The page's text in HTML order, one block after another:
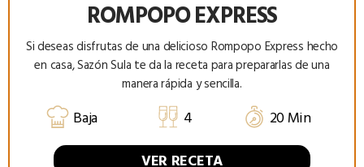
ROMPOPO EXPRESS
Si deseas disfrutas de una delicioso Rompopo Express hecho
en casa, Sazón Sula te da la receta para prepararlas de una
manera rápida y sencilla.
Baja 4
20 Min
VER RECETA